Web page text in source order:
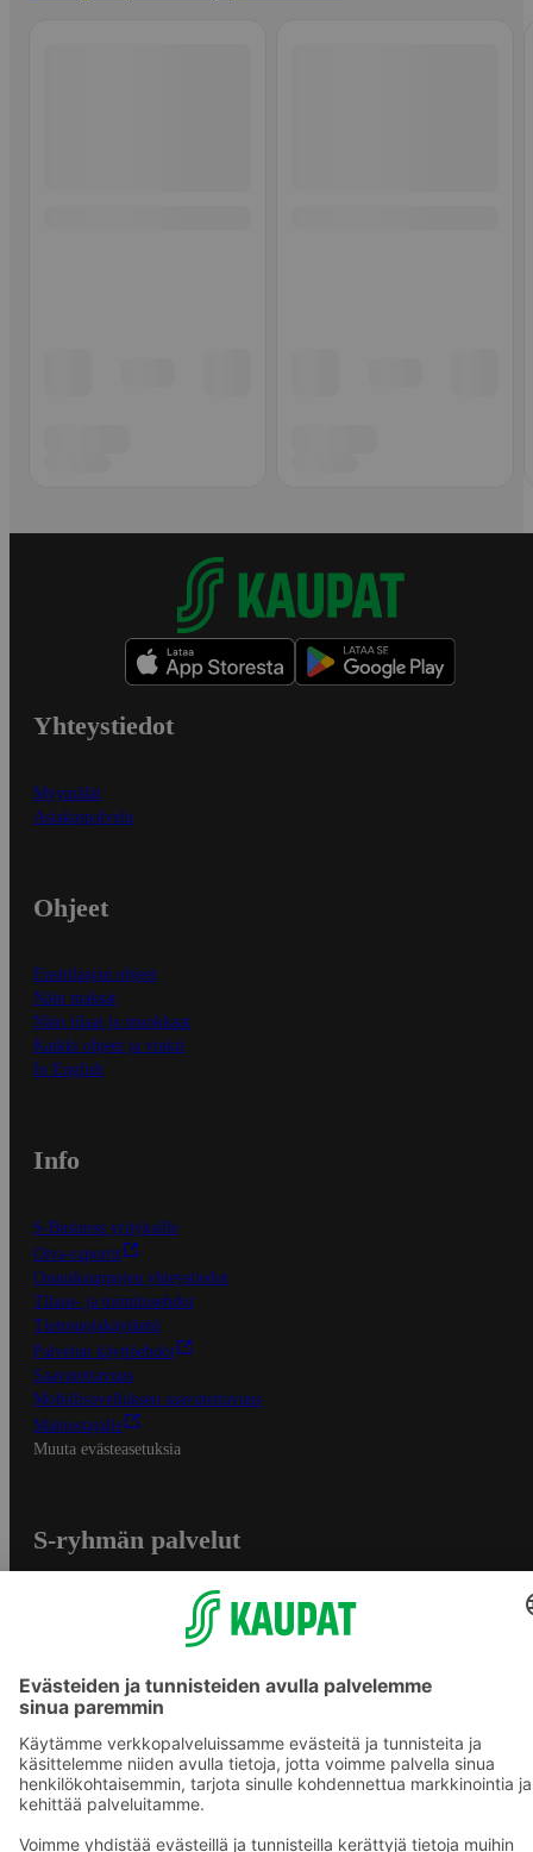
Yhteystiedot
Myymälät
Asiakaspalvelu
Ohjeet
Ensitilaajan ohjeet
Näin maksat
Näin tilaat ja muokkaat
Kaikki ohjeet ja vinkit
In English
Info
S-Business yrityksille
Oiva-raportit
Osuuskauppojen yhteystiedot
Tilaus- ja toimitusehdot
Tietosuojakäytäntö
Palvelun käyttöehdot
Saavutettavuus
Mobiilisovelluksen saavutettavuus
Mainostajalle
Muuta evästeasetuksia
S-ryhmän palvelut
S-ostoslista -sovellus
Prisma.fi
Sokos.fi
S-Pankki
Yhteishyvä
Sokos Hotels
Raflaamo